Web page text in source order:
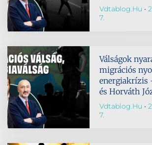
Vdtablog.hu
7.
Válságok
migrációs
energiakrízis
és Horváth
Vdtablog.hu
7.